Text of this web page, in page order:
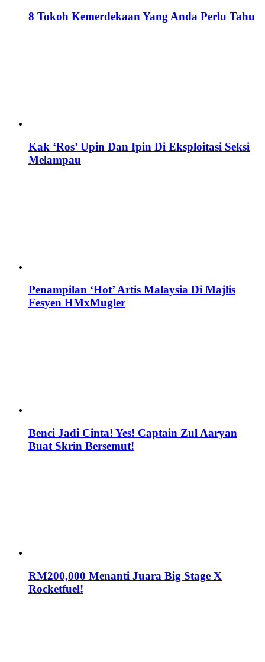
8 Tokoh Kemerdekaan Yang Anda Perlu Tahu
Kak ‘Ros’ Upin Dan Ipin Di Eksploitasi Seksi
Melampau
Penampilan ‘Hot’ Artis Malaysia Di Majlis
Fesyen HMxMugler
Benci Jadi Cinta! Yes! Captain Zul Aaryan
Buat Skrin Bersemut!
RM200,000 Menanti Juara Big Stage X
Rocketfuel!